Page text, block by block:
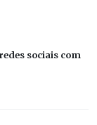
sociais com